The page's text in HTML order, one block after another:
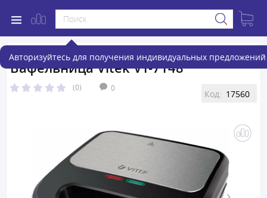
Авторизуйтесь для получения индивидуальных предложений
Вафельница Vitek VT-7148
(0) 0
Код: 17560